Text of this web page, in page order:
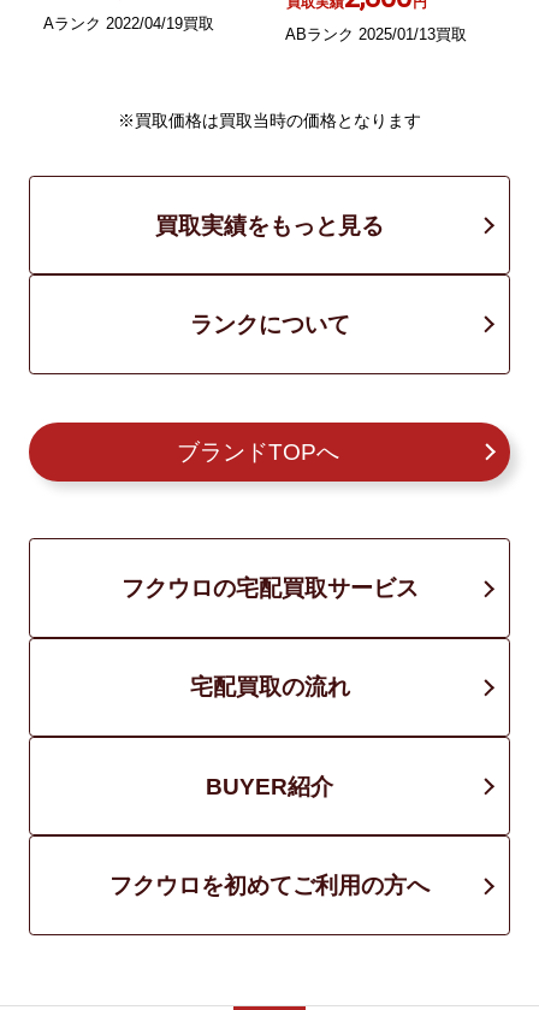
Aランク 2022/04/19買取
ABランク 2025/01/13買取
※買取価格は買取当時の価格となります
買取実績をもっと見る
ランクについて
ブランドTOPへ
フクウロの宅配買取サービス
宅配買取の流れ
BUYER紹介
フクウロを初めてご利用の方へ